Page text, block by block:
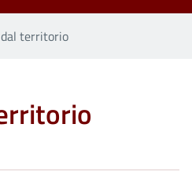
territorio